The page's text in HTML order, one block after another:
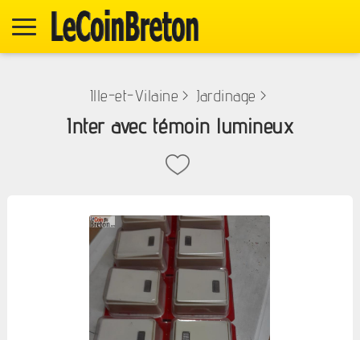
Ille-et-Vilaine > Jardinage >
Inter avec témoin lumineux